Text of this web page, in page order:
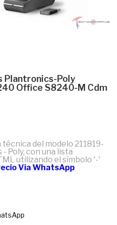
Plantronics-Poly
Office S8240-M Cdm
del modelo 211819-
Poly, con una lista
utilizando el símbolo '-'
Via WhatsApp